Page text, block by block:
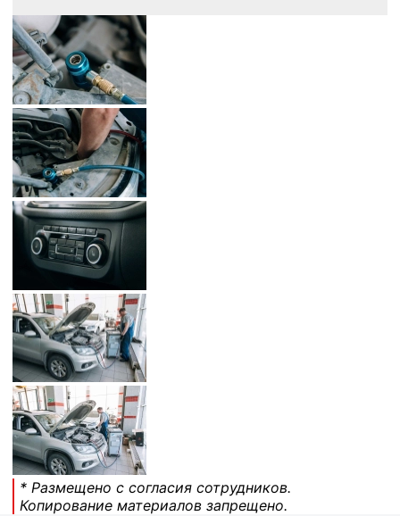
* Размещено с согласия сотрудников.
Копирование материалов запрещено.